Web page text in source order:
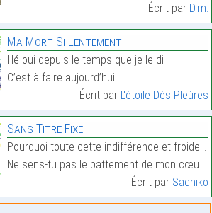
Écrit par D.m.
Ma Mort Si Lentement
Hé oui depuis le temps que je le di
C’est à faire aujourd’hui…
Écrit par L'ètoile Dès Pleùres
Sans Titre Fixe
Pourquoi toute cette indifférence et froideur ?
Ne sens-tu pas le battement de mon cœur ?…
Écrit par Sachiko